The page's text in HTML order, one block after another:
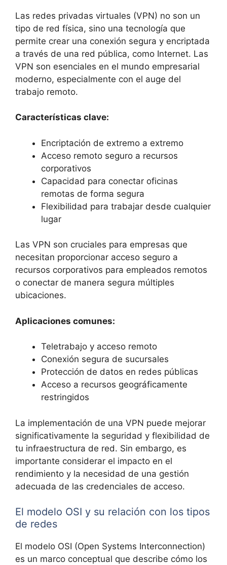
Las redes privadas virtuales (VPN) no son un
tipo de red física, sino una tecnología que
permite crear una conexión segura y encriptada
a través de una red pública, como Internet. Las
VPN son esenciales en el mundo empresarial
moderno, especialmente con el auge del
trabajo remoto.
Características clave:
Encriptación de extremo a extremo
Acceso remoto seguro a recursos
corporativos
Capacidad para conectar oficinas
remotas de forma segura
Flexibilidad para trabajar desde cualquier
lugar
Las VPN son cruciales para empresas que
necesitan proporcionar acceso seguro a
recursos corporativos para empleados remotos
o conectar de manera segura múltiples
ubicaciones.
Aplicaciones comunes:
Teletrabajo y acceso remoto
Conexión segura de sucursales
Protección de datos en redes públicas
Acceso a recursos geográficamente
restringidos
La implementación de una VPN puede mejorar
significativamente la seguridad y flexibilidad de
tu infraestructura de red. Sin embargo, es
importante considerar el impacto en el
rendimiento y la necesidad de una gestión
adecuada de las credenciales de acceso.
El modelo OSI y su relación con los tipos
de redes
El modelo OSI (Open Systems Interconnection)
es un marco conceptual que describe cómo los